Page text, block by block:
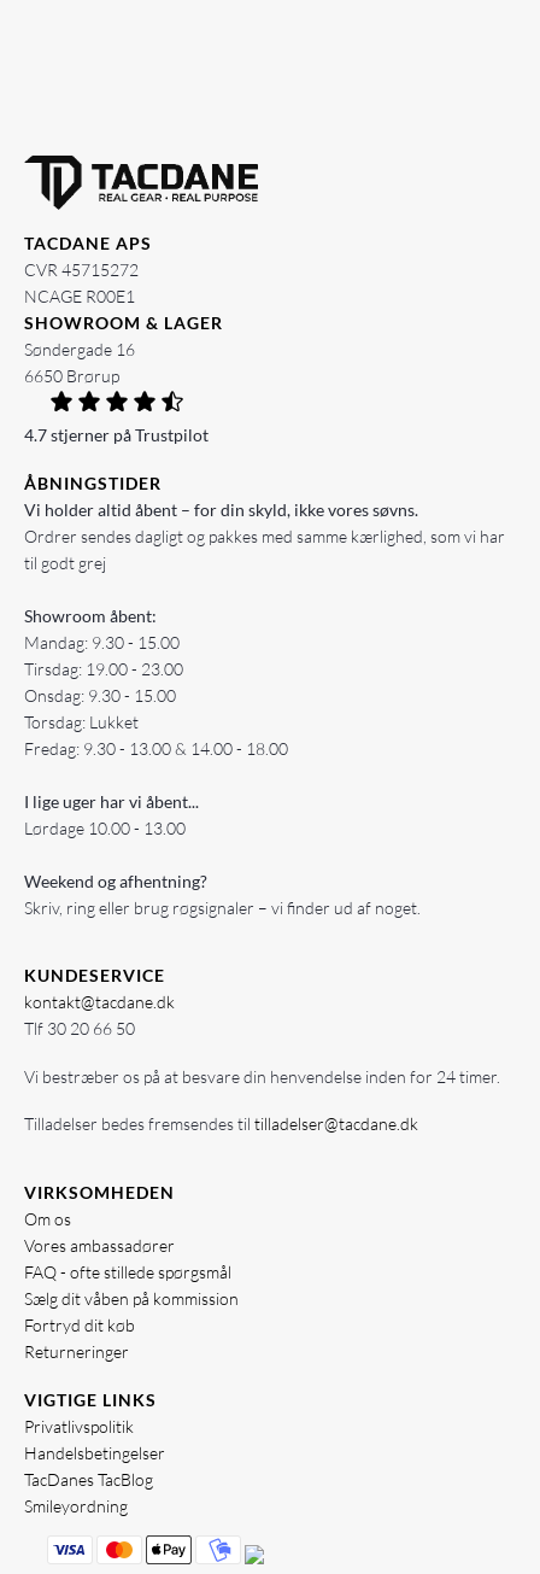
TACDANE APS
CVR 45715272
NCAGE R00E1
SHOWROOM & LAGER
Søndergade 16
6650 Brørup
4.7 stjerner på Trustpilot
ÅBNINGSTIDER
Vi holder altid åbent – for din skyld, ikke vores søvns.
Ordrer sendes dagligt og pakkes med samme kærlighed, som vi har
til godt grej
Showroom åbent:
Mandag: 9.30 - 15.00
Tirsdag: 19.00 - 23.00
Onsdag: 9.30 - 15.00
Torsdag: Lukket
Fredag: 9.30 - 13.00 & 14.00 - 18.00
I lige uger har vi åbent...
Lørdage 10.00 - 13.00
Weekend og afhentning?
Skriv, ring eller brug røgsignaler – vi finder ud af noget.
KUNDESERVICE
kontakt@tacdane.dk
Tlf 30 20 66 50
Vi bestræber os på at besvare din henvendelse inden for 24 timer.
Tilladelser bedes fremsendes til tilladelser@tacdane.dk
VIRKSOMHEDEN
Om os
Vores ambassadører
FAQ - ofte stillede spørgsmål
Sælg dit våben på kommission
Fortryd dit køb
Returneringer
VIGTIGE LINKS
Privatlivspolitik
Handelsbetingelser
TacDanes TacBlog
Smileyordning